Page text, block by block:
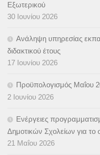
Εξωτερικού
30 Ιουνίου 2026
Ανάληψη υπηρεσίας
διδακτικού έτους
17 Ιουνίου 2026
Προϋπολογισμός Μαΐου
2 Ιουνίου 2026
Ενέργειες
Δημοτικών Σχολείων για το
21 Μαΐου 2026